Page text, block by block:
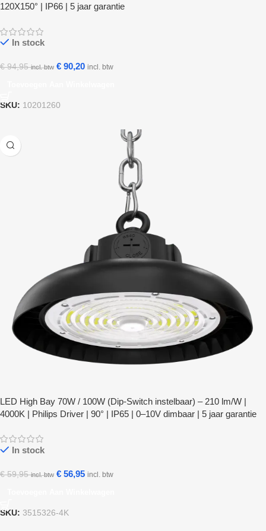
120X150° | IP66 | 5 jaar garantie
In stock
€94,95 incl. btw € 90,20 incl. btw
SKU: 10201260
LED High Bay 70W / 100W (Dip-Switch instelbaar) – 210 lm/W |
4000K | Philips Driver | 90° | IP65 | 0–10V dimbaar | 5 jaar garantie
In stock
€59,95 incl. btw € 56,95 incl. btw
SKU: 3515326-4K